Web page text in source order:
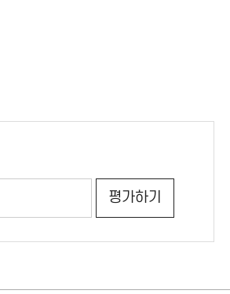
의
기
평
기
평가하기